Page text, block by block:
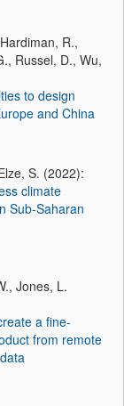
R.,
Russel, D., Wu,
to design
and China
S. (2022):
climate
Sub-Saharan
Jones, L.
a fine-
from remote